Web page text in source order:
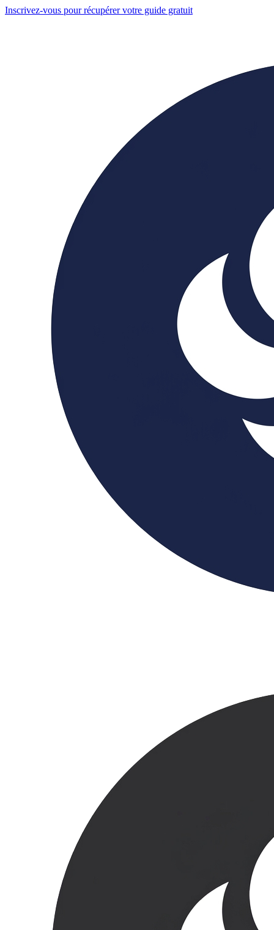
Inscrivez-vous pour récupérer votre guide gratuit